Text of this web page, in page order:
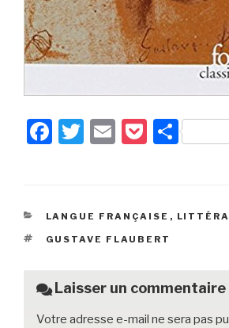
F
e
b
o
k
T
er
E
P
k
et
P
g
CATÉGORIES
LANGUE FRANÇAISE ,
ÉTIQUETTES
GUSTAVE FLAUBERT
Laisser un commentaire
Votre adresse e-mail ne sera pas